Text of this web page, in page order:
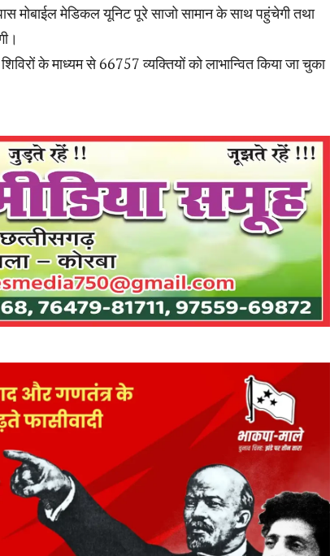
मोबाईल मेडिकल यूनिट पूरे साजो सामान के साथ पहुंचेगी तथा
के माध्यम से 66757 व्यक्तियों को लाभान्वित किया जा चुका